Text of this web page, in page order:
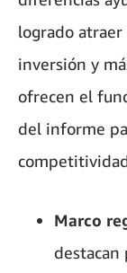
logrado
inversión y
ofrecen el
del informe
Marco
destacan